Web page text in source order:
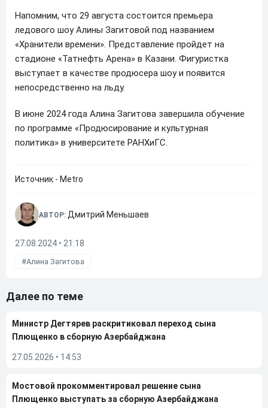
Напомним, что 29 августа состоится премьера
ледового шоу Алины Загитовой под названием
«Хранители времени». Представление пройдет на
стадионе «Татнефть Арена» в Казани. Фигуристка
выступает в качестве продюсера шоу и появится
непосредственно на льду.
В июне 2024 года Алина Загитова завершила обучение
по программе «Продюсирование и культурная
политика» в университете РАНХиГС.
Источник - Metro
АВТОР: Дмитрий Меньшаев
27.08.2024 • 21:18
Алина Загитова
Далее по теме
Министр Дегтярев раскритиковал переход сына
Плющенко в сборную Азербайджана
27.05.2026 • 14:53
Мостовой прокомментировал решение сына
Плющенко выступать за сборную Азербайджана